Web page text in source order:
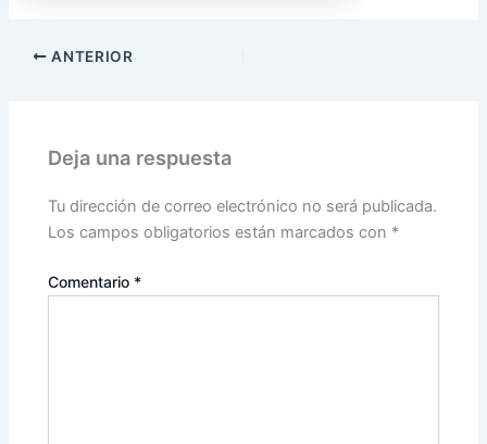
ANTERIOR
Deja una respuesta
Tu dirección de correo electrónico no será publicada.
Los campos obligatorios están marcados con *
Comentario *